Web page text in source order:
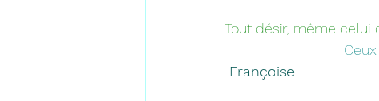
Tout désir, même celui
Françoise